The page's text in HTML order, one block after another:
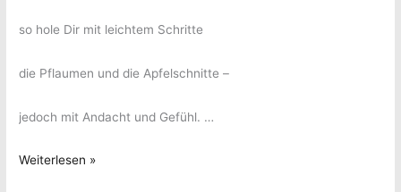
so hole Dir mit leichtem Schritte
die Pflaumen und die Apfelschnitte –
jedoch mit Andacht und Gefühl. …
„Wie
Weiterlesen »